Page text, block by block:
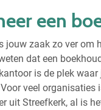
een
jouw zaak zo ver om
dat een
is de plek
veel
uit Streefkerk, al is